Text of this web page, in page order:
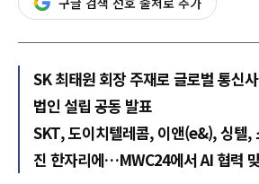
SK 최태원 회장 주재로 글로벌 통신
법인 설립 공동 발표
SKT, 도이치텔레콤, 이앤(e&), 싱텔,
진 한자리에…MWC24에서 AI 협력